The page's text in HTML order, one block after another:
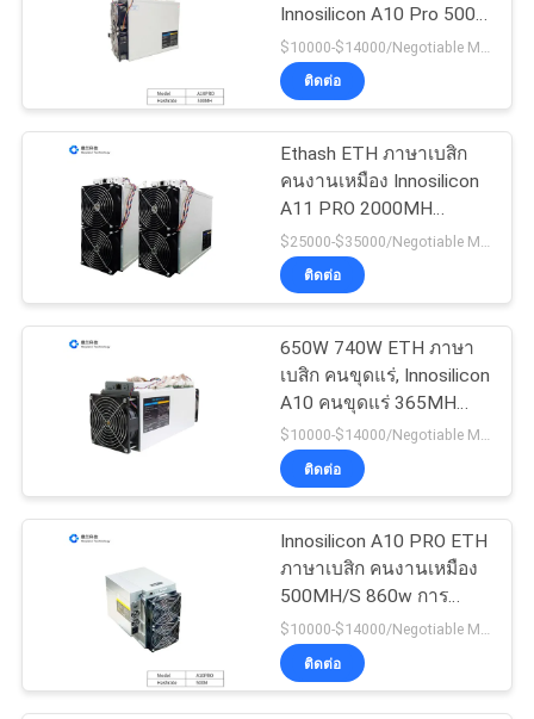
ตอน
ติดต่อ
ขอ
ขุดแร่
Whatsคนขุดแร่
เหรียญบิต คนขุดแร่
28
คนขุดแร่ระบายความ
ร้อนด้วยของเหลว
9
28
Innosilicon A10 Pro 500
Mh/S
ติดต่อ
Ethash ETH ภาษาเบสิก
คนงานเหมือง Innosilicon
A11 PRO 2000MH
2500W 8G หน่วยความจำ
วิดีโอ
ติดต่อ
650W 740W ETH ภาษา
เบสิก คนขุดแร่, Innosilicon
A10 คนขุดแร่ 365MH
432MH 485MH
$10000-$14000/Negotiable MOQ:10 ขั้นตอน
ติดต่อ
Innosilicon A10 PRO ETH
ภาษาเบสิก คนงานเหมือง
500MH/S 860w การ
ออกแบบท่อเดี่ยว
$10000-$14000/Negotiable MOQ:10 ขั้นตอน
ติดต่อ